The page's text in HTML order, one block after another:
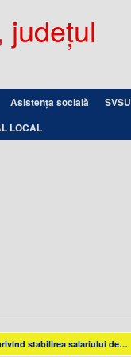
județul
Asistența socială SVSU
LOCAL
stabilirea salariului de…